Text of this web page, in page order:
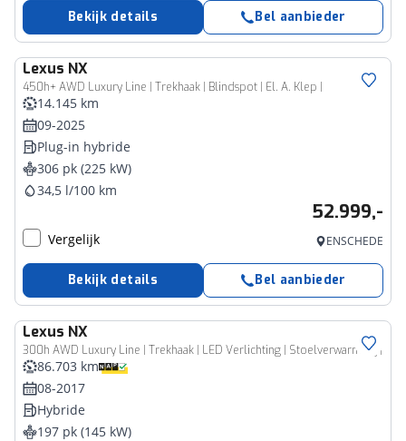
Bekijk details Bel aanbieder
Lexus NX
450h+ AWD Luxury Line | Trekhaak | Blindspot | El. A. Klep |
14.145 km
09-2025
Plug-in hybride
306 pk (225 kW)
34,5 l/100 km
52.999,-
Vergelijk ENSCHEDE
Bekijk details Bel aanbieder
Lexus NX
300h AWD Luxury Line | Trekhaak | LED Verlichting | Stoelverwarming |
86.703 km
08-2017
Hybride
197 pk (145 kW)